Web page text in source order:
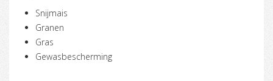
Snijmais
Granen
Gras
Gewasbescherming